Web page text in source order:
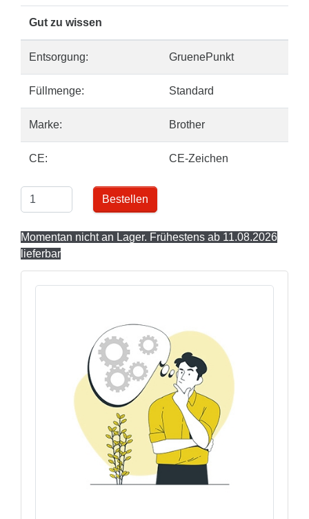
Gut zu wissen
Entsorgung: GruenePunkt
Füllmenge: Standard
Marke: Brother
CE: CE-Zeichen
Bestellen
Momentan nicht an Lager. Frühestens ab 11.08.2026
lieferbar